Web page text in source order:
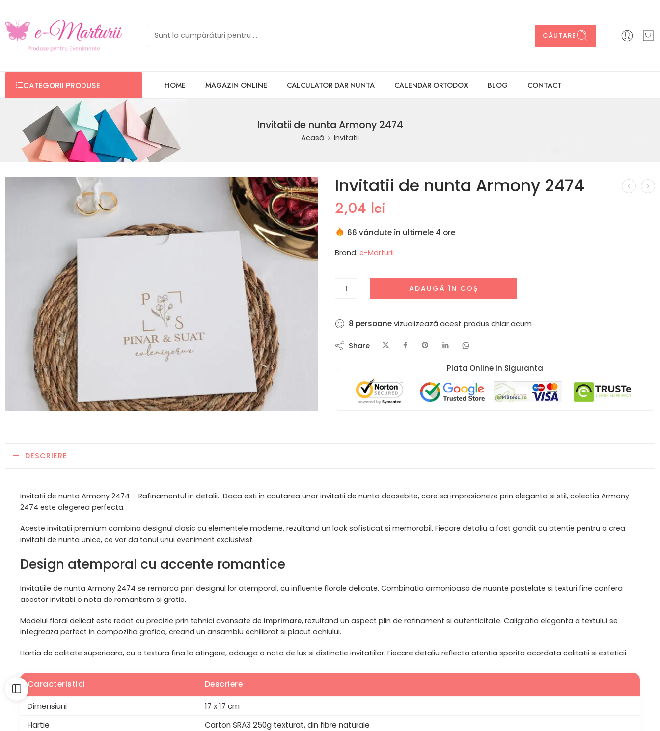
CĂUTARE
CATEGORII PRODUSE HOME MAGAZIN ONLINE CALCULATOR DAR NUNTA CALENDAR ORTODOX BLOG CONTACT
Invitatii de nunta Armony 2474
Acasă Invitatii
Invitatii de nunta Armony 2474
2,04 lei
66 vândute în ultimele 4 ore
Brand: e-Marturii
ADAUGĂ ÎN COȘ
5 persoanevizualizează acest produs chiar acum
Share
Plata Online in Siguranta​
DESCRIERE
Invitatii de nunta Armony 2474 – Rafinamentul in detalii. Daca esti in cautarea unor invitatii de nunta deosebite, care sa impresioneze prin eleganta si stil, colectia Armony
2474 este alegerea perfecta.
Aceste invitatii premium combina designul clasic cu elementele moderne, rezultand un look sofisticat si memorabil. Fiecare detaliu a fost gandit cu atentie pentru a crea
invitatii de nunta unice, ce vor da tonul unui eveniment exclusivist.
Design atemporal cu accente romantice
Invitatiile de nunta Armony 2474 se remarca prin designul lor atemporal, cu influente florale delicate. Combinatia armonioasa de nuante pastelate si texturi fine confera
acestor invitatii o nota de romantism si gratie.
Modelul floral delicat este redat cu precizie prin tehnici avansate de imprimare, rezultand un aspect plin de rafinament si autenticitate. Caligrafia eleganta a textului se
integreaza perfect in compozitia grafica, creand un ansamblu echilibrat si placut ochiului.
Hartia de calitate superioara, cu o textura fina la atingere, adauga o nota de lux si distinctie invitatiilor. Fiecare detaliu reflecta atentia sporita acordata calitatii si esteticii.
Caracteristici Descriere
Dimensiuni
17 x 17 cm
Hartie
Carton SRA3 250g texturat, din fibre naturale